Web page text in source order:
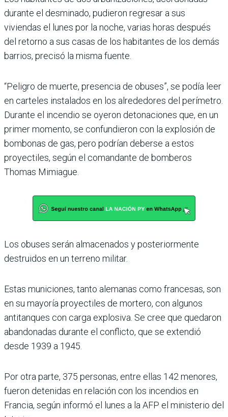
durante el desminado, pudieron regresar a sus
viviendas el lunes por la noche, varias horas después
del retorno a sus casas de los habitantes de los demás
barrios, precisó la misma fuente.
“Peligro de muerte, presencia de obuses”, se podía leer
en carteles instalados en los alrededores del perímetro.
Durante el incendio se oyeron detonaciones que, en un
primer momento, se confundieron con la explosión de
bombonas de gas, pero podrían deberse a estos
proyectiles, según el comandante de bomberos
Thomas Mimiague.
Los obuses serán almacenados y posteriormente
destruidos en un terreno militar.
Estas municiones, tanto alemanas como francesas, son
en su mayoría proyectiles de mortero, con algunos
antitanques con carga explosiva. Se cree que quedaron
abandonadas durante el conflicto, que se extendió
desde 1939 a 1945.
Por otra parte, 375 personas, entre ellas 142 menores,
fueron detenidas en relación con los incendios en
Francia, según informó el lunes a la AFP el ministerio del